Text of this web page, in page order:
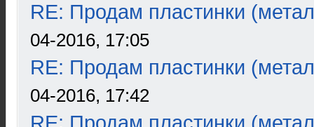
RE: Продам пластинки
04-2016, 17:05
RE: Продам пластинки
04-2016, 17:42